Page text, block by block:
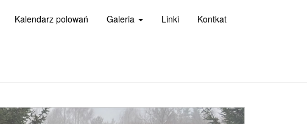
Kalendarz polowań Galeria Linki Kontkat